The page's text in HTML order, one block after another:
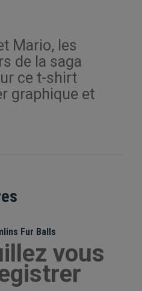
Mario, les
de la saga
ce t-shirt
graphique et
Fur Balls
vous